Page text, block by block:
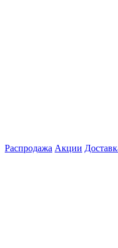
Распродажа Акции